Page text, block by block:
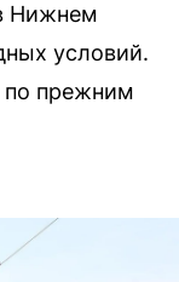
Нижнем
условий.
по прежним